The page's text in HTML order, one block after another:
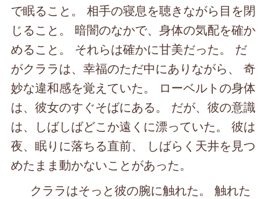
で眠ること。 相手の寝息を聴きながら目を閉
じること。 暗闇のなかで、身体の気配を確か
めること。 それらは確かに甘美だった。 だ
がクララは、幸福のただ中にありながら、 奇
妙な違和感を覚えていた。 ローベルトの身体
は、彼女のすぐそばにある。 だが、彼の意識
は、しばしばどこか遠くに漂っていた。 彼は
夜、眠りに落ちる直前、 しばらく天井を見つ
めたまま動かないことがあった。
クララはそっと彼の腕に触れた。 触れた